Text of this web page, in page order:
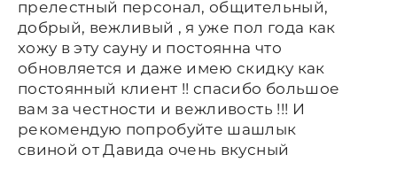
прелестный персонал, общительный,
добрый, вежливый , я уже пол года как
хожу в эту сауну и постоянна что
обновляется и даже имею скидку как
постоянный клиент !! спасибо большое
вам за честности и вежливость !!! И
рекомендую попробуйте шашлык
свиной от Давида очень вкусный